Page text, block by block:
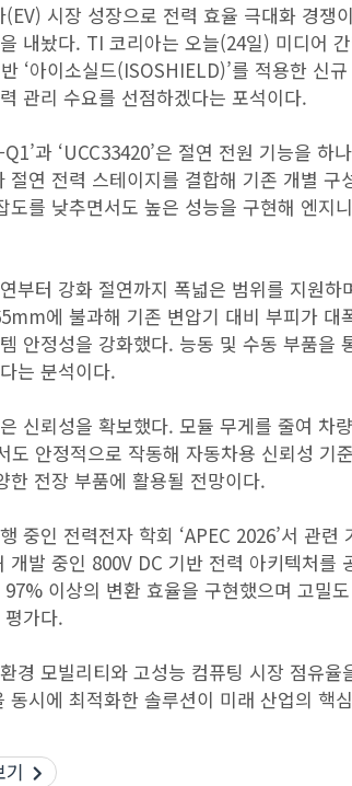
시장 성장으로 전력 효율 극대화 경
내놨다. TI 코리아는 오늘(24일) 미디어
‘아이소실드(ISOSHIELD)’를 적용한 신
관리 수요를 선점하겠다는 포석이다.
Q1’과 ‘UCC33420’은 절연 전원 기능을
절연 전력 스테이지를 결합해 기존 개별
도를 낮추면서도 높은 성능을 구현해 엔지
부터 강화 절연까지 폭넓은 범위를 지원
에 불과해 기존 변압기 대비 부피가
안정성을 강화했다. 능동 및 수동 부품을
는 분석이다.
신뢰성을 확보했다. 모듈 무게를 줄여 차
도 안정적으로 작동해 자동차용 신뢰성 기
한 전장 부품에 활용될 전망이다.
중인 전력전자 학회 ‘APEC 2026’서 관
개발 중인 800V DC 기반 전력 아키텍처
이상의 변환 효율을 구현했으며 고밀
가다.
경 모빌리티와 고성능 컴퓨팅 시장 점유
동시에 최적화한 솔루션이 미래 산업의 핵